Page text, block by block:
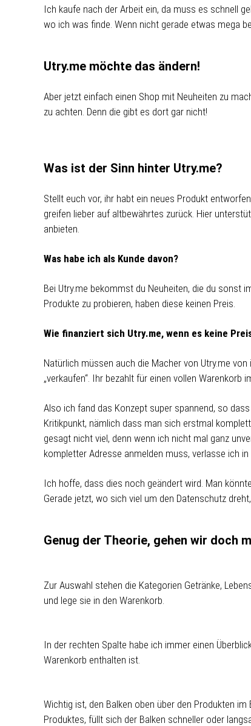
Ich kaufe nach der Arbeit ein, da muss es schnell
wo ich was finde. Wenn nicht gerade etwas mega
Utry.me möchte das ändern!
Aber jetzt einfach einen Shop mit Neuheiten zu
zu achten. Denn die gibt es dort gar nicht!
Was ist der Sinn hinter Utry.me?
Stellt euch vor, ihr habt ein neues Produkt
greifen lieber auf altbewährtes zurück. Hier
anbieten.
Was habe ich als Kunde davon?
Bei Utry.me bekommst du Neuheiten, die du sonst
Produkte zu probieren, haben diese keinen Preis.
Wie finanziert sich Utry.me, wenn es keine
Natürlich müssen auch die Macher von Utry.me
„verkaufen“. Ihr bezahlt für einen vollen Warenkorb
Also ich fand das Konzept super spannend, so
Kritikpunkt, nämlich dass man sich erstmal
gesagt nicht viel, denn wenn ich nicht mal ganz
kompletter Adresse anmelden muss, verlasse ich
Ich hoffe, dass dies noch geändert wird. Man
Gerade jetzt, wo sich viel um den Datenschutz
Genug der Theorie, gehen wir doch
Zur Auswahl stehen die Kategorien Getränke,
und lege sie in den Warenkorb.
In der rechten Spalte habe ich immer einen
Warenkorb enthalten ist.
Wichtig ist, den Balken oben über den Produkten
Produktes, füllt sich der Balken schneller oder